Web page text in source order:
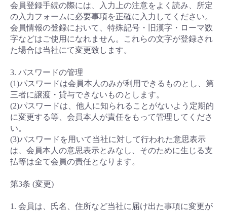
会員登録手続の際には、入力上の注意をよく読み、所定
の入力フォームに必要事項を正確に入力してください。
会員情報の登録において、特殊記号・旧漢字・ローマ数
字などはご使用になれません。これらの文字が登録され
た場合は当社にて変更致します。
3. パスワードの管理
(1)パスワードは会員本人のみが利用できるものとし、第
三者に譲渡・貸与できないものとします。
(2)パスワードは、他人に知られることがないよう定期的
に変更する等、会員本人が責任をもって管理してくださ
い。
(3)パスワードを用いて当社に対して行われた意思表示
は、会員本人の意思表示とみなし、そのために生じる支
払等は全て会員の責任となります。
第3条 (変更)
1. 会員は、氏名、住所など当社に届け出た事項に変更が